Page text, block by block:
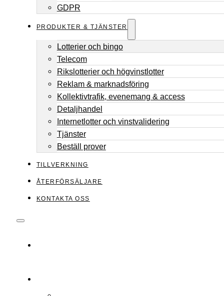
GDPR
PRODUKTER & TJÄNSTER
Lotterier och bingo
Telecom
Rikslotterier och högvinstlotter
Reklam & marknadsföring
Kollektivtrafik, evenemang & access
Detaljhandel
Internetlotter och vinstvalidering
Tjänster
Beställ prover
TILLVERKNING
ÅTERFÖRSÄLJARE
KONTAKTA OSS